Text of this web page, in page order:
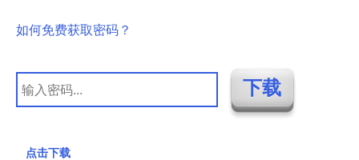
如何免费获取密码？
点击下载